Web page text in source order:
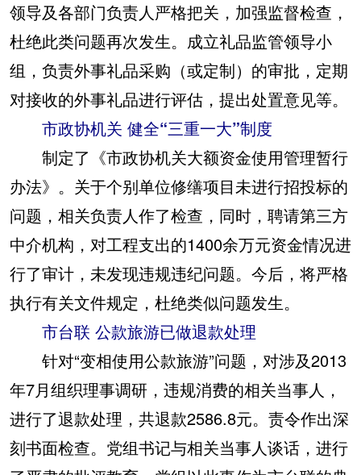
领导及各部门负责人严格把关，加强监督检查，
杜绝此类问题再次发生。成立礼品监管领导小
组，负责外事礼品采购（或定制）的审批，定期
对接收的外事礼品进行评估，提出处置意见等。
市政协机关 健全“三重一大”制度
制定了《市政协机关大额资金使用管理暂行
办法》。关于个别单位修缮项目未进行招投标的
问题，相关负责人作了检查，同时，聘请第三方
中介机构，对工程支出的1400余万元资金情况进
行了审计，未发现违规违纪问题。今后，将严格
执行有关文件规定，杜绝类似问题发生。
市台联 公款旅游已做退款处理
针对“变相使用公款旅游”问题，对涉及2013
年7月组织理事调研，违规消费的相关当事人，
进行了退款处理，共退款2586.8元。责令作出深
刻书面检查。党组书记与相关当事人谈话，进行